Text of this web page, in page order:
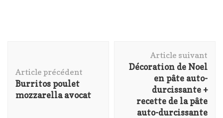
Article précédent
Burritos poulet
mozzarella avocat
Article suivant
Décoration de Noel
en pâte auto-
durcissante +
recette de la pâte
auto-durcissante